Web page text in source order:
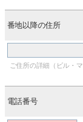
番地以降の住所
ご住所の詳細（ビル・
電話番号